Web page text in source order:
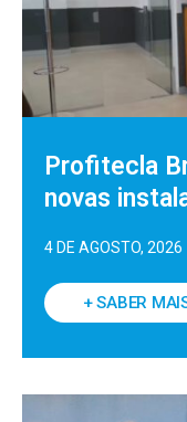
Profitecla
novas
4 DE AGOSTO, 2026
+ SABER